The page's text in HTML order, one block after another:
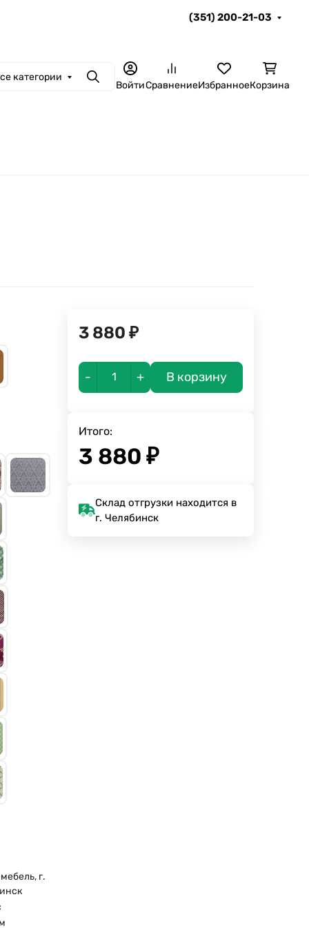
(351) 200-21-03
категории ПоискВойтиСравнениеИзбранноеКорзина
г.
3 880 ₽
- + В корзину
Итого:
3 880 ₽
Склад отгрузки находится в
г. Челябинск